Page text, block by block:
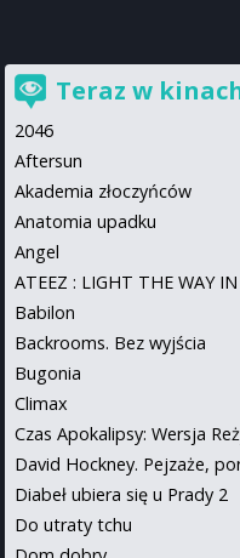
Teraz w
2046
Aftersun
Akademia złoczyńców
Anatomia upadku
Angel
ATEEZ : LIGHT THE WAY
Babilon
Backrooms. Bez wyjścia
Bugonia
Climax
Czas Apokalipsy: Wersja
David Hockney. Pejzaże,
Diabeł ubiera się u Prady 2
Do utraty tchu